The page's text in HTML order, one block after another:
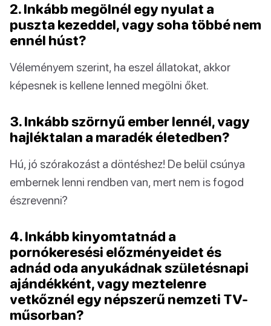
2. Inkább megölnél egy nyulat a
puszta kezeddel, vagy soha többé nem
ennél húst?
Véleményem szerint, ha eszel állatokat, akkor
képesnek is kellene lenned megölni őket.
3. Inkább szörnyű ember lennél, vagy
hajléktalan a maradék életedben?
Hú, jó szórakozást a döntéshez! De belül csúnya
embernek lenni rendben van, mert nem is fogod
észrevenni?
4. Inkább kinyomtatnád a
pornókeresési előzményeidet és
adnád oda anyukádnak születésnapi
ajándékként, vagy meztelenre
vetkőznél egy népszerű nemzeti TV-
műsorban?